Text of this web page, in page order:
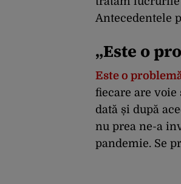
Antecedentele
„Este o
Este o
fiecare are voie
dată și după
nu prea ne-a
pandemie. Se